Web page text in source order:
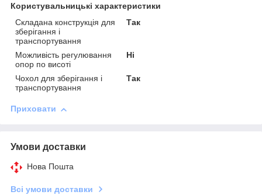
Користувальницькі характеристики
Складана конструкція для
зберігання і
транспортування
Так
Можливість регулювання
опор по висоті
Ні
Чохол для зберігання і
транспортування
Так
Приховати
Умови доставки
Нова Пошта
Всі умови доставки